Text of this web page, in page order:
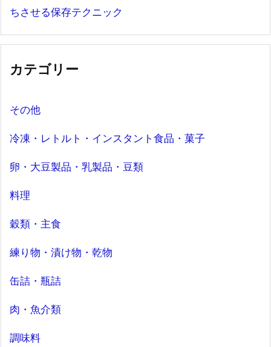
ちさせる保存テクニック
カテゴリー
その他
冷凍・レトルト・インスタント食品・菓子
卵・大豆製品・乳製品・豆類
料理
穀類・主食
練り物・漬け物・乾物
缶詰・瓶詰
肉・魚介類
調味料